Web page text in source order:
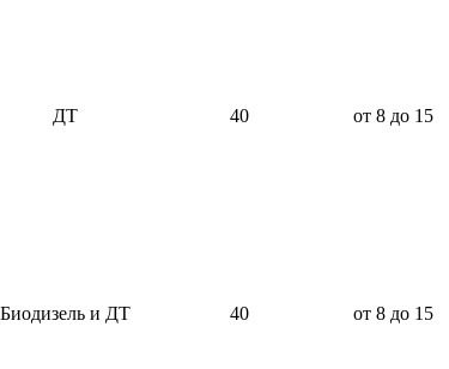
ДТ 40 от 8 до 15
Биодизель и ДТ 40 от 8 до 15